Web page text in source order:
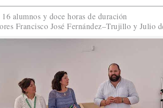
alumnos y doce horas de duración
Francisco José Fernández–Trujillo y Julio